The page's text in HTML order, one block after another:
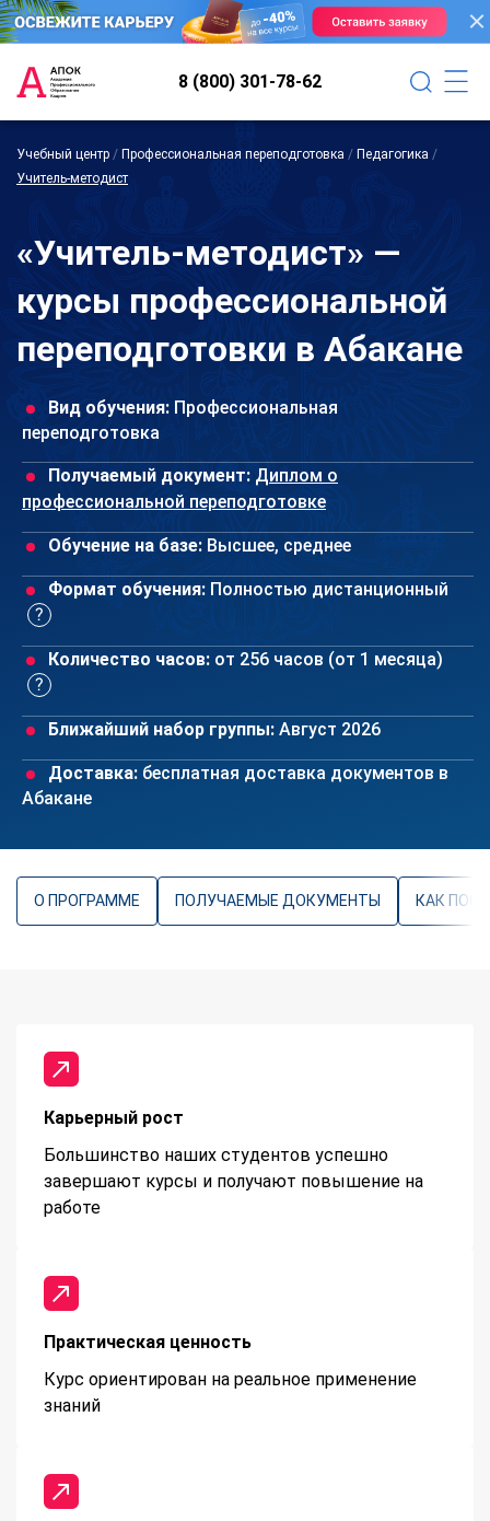
8 (800) 301-78-62
Учебный центр / Профессиональная переподготовка / Педагогика /
Учитель-методист
«Учитель-методист» —
курсы профессиональной
переподготовки в Абакане
Вид обучения: Профессиональная
переподготовка
Получаемый документ: Диплом о
профессиональной переподготовке
Обучение на базе: Высшее, среднее
Формат обучения: Полностью дистанционный
Количество часов: от 256 часов (от 1 месяца)
Ближайший набор группы: Август 2026
Доставка: бесплатная доставка документов в
Абакане
О ПРОГРАММЕ ПОЛУЧАЕМЫЕ ДОКУМЕНТЫ КАК
Карьерный рост
Большинство наших студентов успешно
завершают курсы и получают повышение на
работе
Практическая ценность
Курс ориентирован на реальное применение
знаний